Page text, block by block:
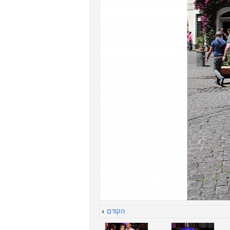
הקודם